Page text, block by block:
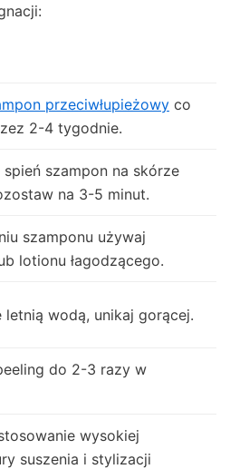
przeciwłupieżowy co
2-4 tygodnie.
spień szampon na skórze
na 3-5 minut.
szamponu używaj
lotionu łagodzącego.
letnią wodą, unikaj gorącej.
do 2-3 razy w
wysokiej
suszenia i stylizacji